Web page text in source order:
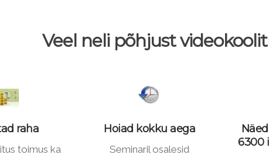
Veel neli põhjust
raha
toimus ka
Hoiad kokku aega
Seminaril osalesid
6300